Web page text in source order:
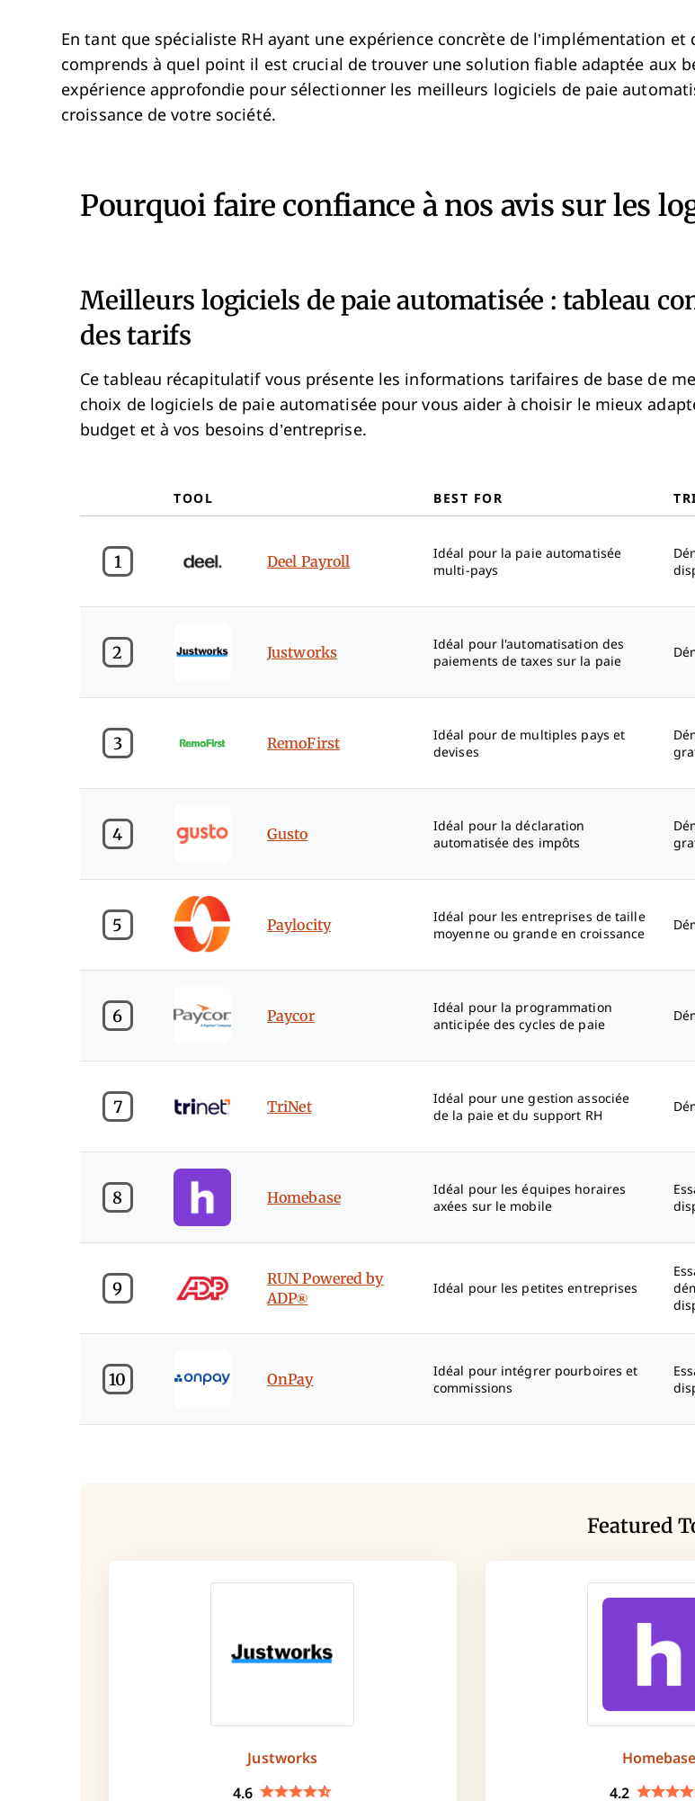
En tant que spécialiste RH ayant une expérience concrète de l’implémentation
comprends à quel point il est crucial de trouver une solution fiable adaptée aux
expérience approfondie pour sélectionner les meilleurs logiciels de paie
croissance de votre société.
Pourquoi faire confiance à nos avis sur les
Meilleurs logiciels de paie automatisée : tableau
des tarifs
Ce tableau récapitulatif vous présente les informations tarifaires de base de
choix de logiciels de paie automatisée pour vous aider à choisir le mieux
budget et à vos besoins d’entreprise.
TOOL BEST FOR
1 Deel Payroll
Idéal pour la paie automatisée
multi-pays
2 Justworks
Idéal pour l'automatisation des
paiements de taxes sur la paie
3 RemoFirst
Idéal pour de multiples pays et
devises
4 Gusto
Idéal pour la déclaration
automatisée des impôts
5 Paylocity
Idéal pour les entreprises de taille
moyenne ou grande en croissance
6 Paycor
Idéal pour la programmation
anticipée des cycles de paie
7 TriNet
Idéal pour une gestion associée
de la paie et du support RH
8 Homebase
Idéal pour les équipes horaires
axées sur le mobile
9
RUN Powered by
ADP®
Idéal pour les petites entreprises
10 OnPay
Idéal pour intégrer pourboires et
commissions
Featured
Justworks
4.6
Homebase
4.2